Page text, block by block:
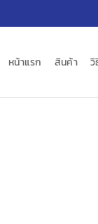
หน้าแรก สินค้า วิ